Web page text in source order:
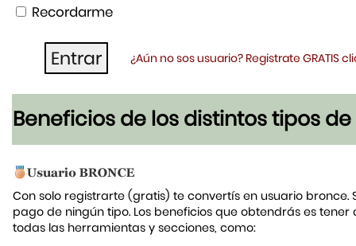
Recordarme
¿Aún no sos usuario? Registrate GRATIS
Beneficios de los distintos tipos de
Con solo registrarte (gratis) te convertís en usuario bronce.
pago de ningún tipo. Los beneficios que obtendrás es tener
todas las herramientas y secciones, como: